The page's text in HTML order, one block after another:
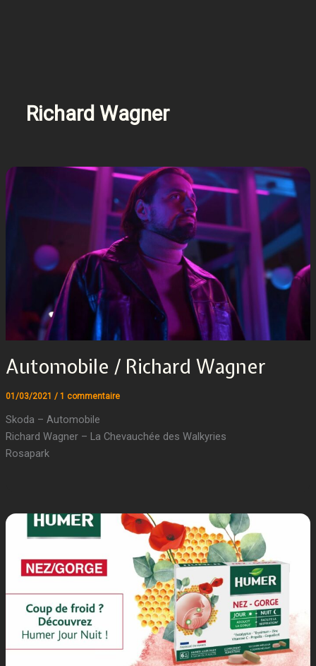
Richard Wagner
Automobile / Richard Wagner
01/03/2021 / 1 commentaire
Skoda – Automobile
Richard Wagner – La Chevauchée des Walkyries
Rosapark